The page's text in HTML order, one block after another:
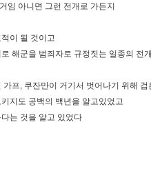
임 아니면 그런 전개로 가든지
이 될 것이고
해군을 범죄자로 규정짓는 일종의 전
프, 쿠잔만이 거기서 벗어나기 위해
지도 공백의 백년을 알고있었고
는 것을 알고 있었다